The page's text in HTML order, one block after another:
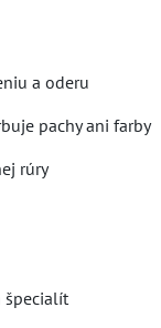
a oderu
pachy ani farby
rúry
špecialít